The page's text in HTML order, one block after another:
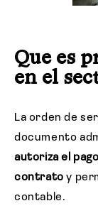
Que es
en el
La orden de
documento
autoriza el pago
contrato y
contable.